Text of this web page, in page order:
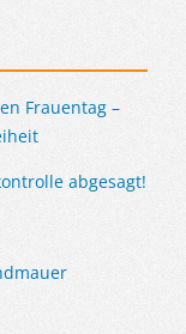
Frauentag –
abgesagt!